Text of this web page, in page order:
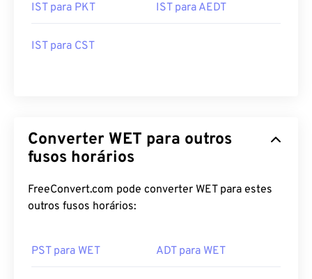
IST para PKT IST para AEDT
IST para CST
Converter WET para outros
fusos horários
FreeConvert.com pode converter WET para estes
outros fusos horários:
PST para WET ADT para WET